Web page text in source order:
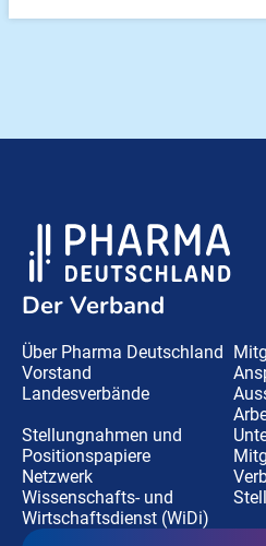
Der Verband
Über Pharma Deutschland
Vorstand
Landesverbände
Stellungnahmen und
Positionspapiere
Netzwerk
Wissenschafts- und
Wirtschaftsdienst (WiDi)